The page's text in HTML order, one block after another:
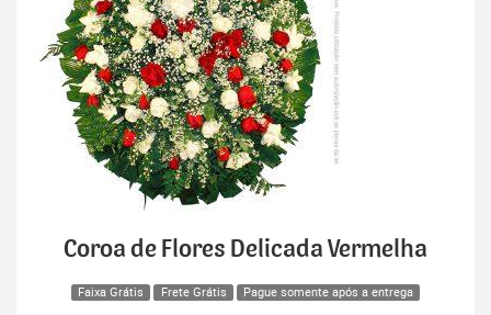
Coroa de Flores Delicada Vermelha
Faixa Grátis Frete Grátis Pague somente após a entrega